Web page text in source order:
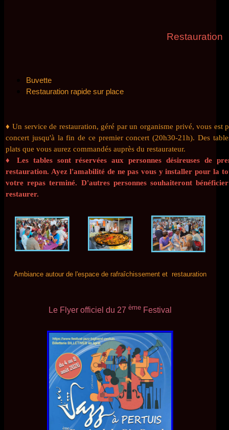
Restauration
Buvette
Restauration rapide sur place
♦ Un service de restauration, géré par un organisme privé, vous est
concert jusqu'à la fin de ce premier concert (20h30-21h). Des
plats que vous aurez commandés auprès du restaurateur.
♦ Les tables sont réservées aux personnes désireuses de
restauration. Ayez l'amabilité de ne pas vous y installer pour la
votre repas terminé. D'autres personnes souhaiteront
restaurer.
Ambiance autour de l'espace de rafraîchissement et restauration
Le Flyer officiel du 27 èmeFestival